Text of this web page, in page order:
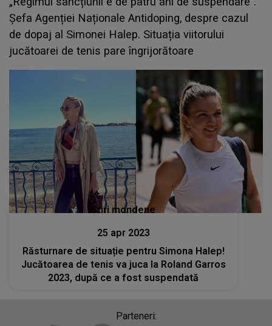
Șefa Agenției Naționale Antidoping, despre cazul
de dopaj al Simonei Halep. Situația viitorului
jucătoarei de tenis pare îngrijorătoare
Stiri mondene
25 apr 2023
Răsturnare de situație pentru Simona Halep!
Jucătoarea de tenis va juca la Roland Garros
2023, după ce a fost suspendată
Parteneri: